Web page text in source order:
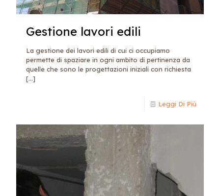
Gestione lavori edili
La gestione dei lavori edili di cui ci occupiamo
permette di spaziare in ogni ambito di pertinenza da
quelle che sono le progettazioni iniziali con richiesta
[…]
Leggi Di Più